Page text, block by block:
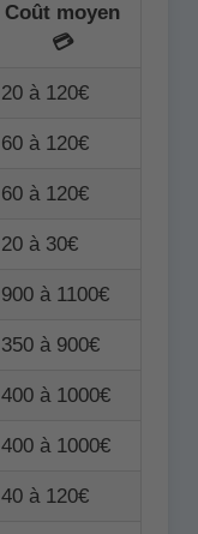
Coût moyen
💳
20 à 120€
60 à 120€
60 à 120€
20 à 30€
900 à 1100€
350 à 900€
400 à 1000€
400 à 1000€
40 à 120€